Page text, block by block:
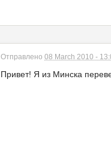
Отправлено 08 March 2010 -
Привет! Я из Минска